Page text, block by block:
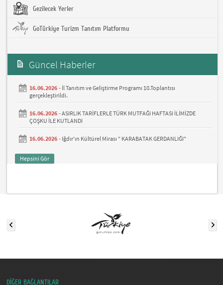
Gezilecek Yerler
GoTürkiye Turizm Tanıtım Platformu
Güncel Haberler
16.06.2026 - İl Tanıtım ve Geliştirme Programı 10.Toplantısı
gerçekleştirildi.
16.06.2026 -ASIRLIK TARİFLERLE TÜRK MUTFAĞI HAFTASI İLİMİZDE
ÇOŞKU İLE KUTLANDI
16.06.2026 - Iğdır'ın Kültürel Mirası " KARABATAK GERDANLIĞI"
Hepsini Gör
DİĞER BAĞLANTILAR